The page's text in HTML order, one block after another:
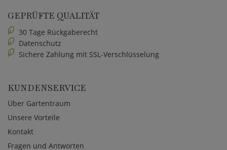
GEPRÜFTE QUALITÄT
30 Tage Rückgaberecht
Datenschutz
Sichere Zahlung mit SSL-Verschlüsselung
KUNDENSERVICE
Über Gartentraum
Unsere Vorteile
Kontakt
Fragen und Antworten